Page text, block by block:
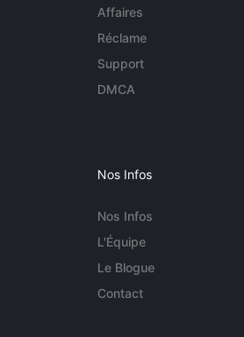
Affaires
Réclame
Support
DMCA
Nos Infos
Nos Infos
L'Équipe
Le Blogue
Contact